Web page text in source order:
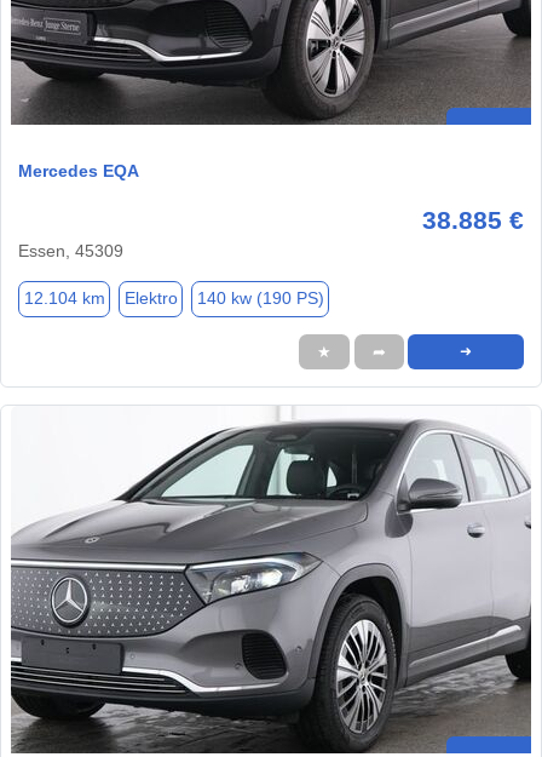
Mercedes EQA
38.885 €
Essen, 45309
12.104 km Elektro 140 kw (190 PS)
★ ➦ ➜